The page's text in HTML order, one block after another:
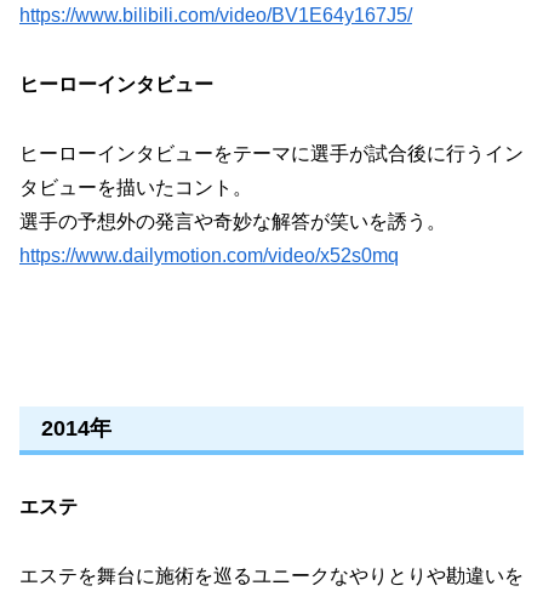
https://www.bilibili.com/video/BV1E64y167J5/
ヒーローインタビュー
ヒーローインタビューをテーマに選手が試合後に行うイン
タビューを描いたコント。
選手の予想外の発言や奇妙な解答が笑いを誘う。
https://www.dailymotion.com/video/x52s0mq
2014年
エステ
エステを舞台に施術を巡るユニークなやりとりや勘違いを